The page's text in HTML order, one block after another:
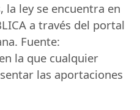
la ley se encuentra en
a través del portal
Fuente:
la que cualquier
las aportaciones